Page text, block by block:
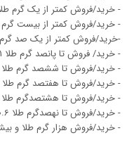
- خرید/فروش کمتر از یک گرم طلا 3
- خرید/فروش کمتر از بیست گرم طلا 2
-خرید/فروش کمتر از یک صد گرم طلا
- خرید/ فروش تا پانصد گرم طلا 1 درصد
- خرید/فروش تا ششصد گرم طلا 0.9 درصد
- خرید/فروش تا هفتصد گرم طلا 0.8 درصد
- خرید/فروش تا هشتصدگرم طلا 0.7 درصد
- خرید/فروش تا نهصدگرم طلا 0.6 درصد
- خرید/فروش هزار گرم طلا و بیشتر 0.5